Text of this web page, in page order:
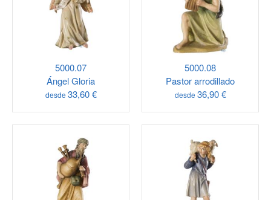
5000.07
Ángel Gloria
desde 33,60 €
5000.08
Pastor arrodillado
desde 36,90 €